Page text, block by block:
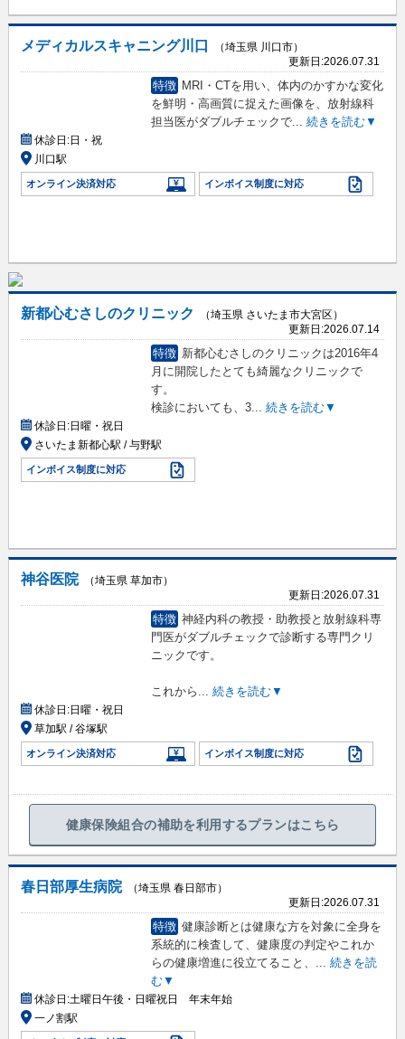
メディカルスキャニング川口
（埼玉県 川口市）
更新日:2026.07.31
特徴 MRI・CTを用い、体内のかすかな変化
を鮮明・高画質に捉えた画像を、放射線科
担当医がダブルチェックで... 続きを読む▼
休診日:日・祝
川口駅
オンライン決済対応 インボイス制度に対応
新都心むさしのクリニック
（埼玉県 さいたま市大宮区）
更新日:2026.07.14
特徴 新都心むさしのクリニックは2016年4
月に開院したとても綺麗なクリニックで
す。
検診においても、3... 続きを読む▼
休診日:日曜・祝日
さいたま新都心駅 / 与野駅
インボイス制度に対応
神谷医院
（埼玉県 草加市）
更新日:2026.07.31
特徴 神経内科の教授・助教授と放射線科専
門医がダブルチェックで診断する専門クリ
ニックです。
これから ... 続きを読む▼
休診日:日曜・祝日
草加駅 / 谷塚駅
オンライン決済対応 インボイス制度に対応
健康保険組合の補助を利用するプランはこちら
春日部厚生病院
（埼玉県 春日部市）
更新日:2026.07.31
特徴 健康診断とは健康な方を対象に全身を
系統的に検査して、健康度の判定やこれか
らの健康増進に役立てること、
続きを読
む▼
休診日:土曜日午後・日曜祝日 年末年始
一ノ割駅